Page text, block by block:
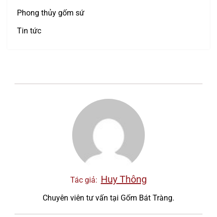
Phong thủy gốm sứ
Tin tức
Tác giả: Huy Thông
Chuyên viên tư vấn tại Gốm Bát Tràng.